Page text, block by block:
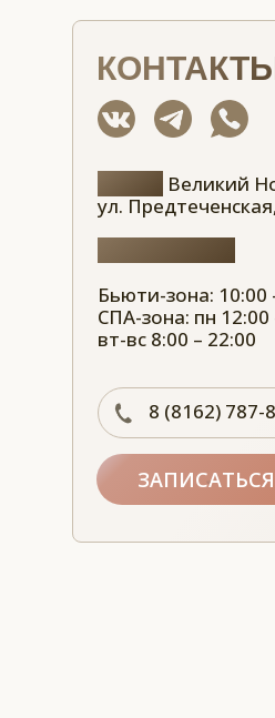
ЗАПИСАТЬСЯ
Великий
ул.
Бьюти-зона: 10:00
СПА-зона: пн 12:00
вт-вс 8:00 – 22:00
8 (8162) 787-